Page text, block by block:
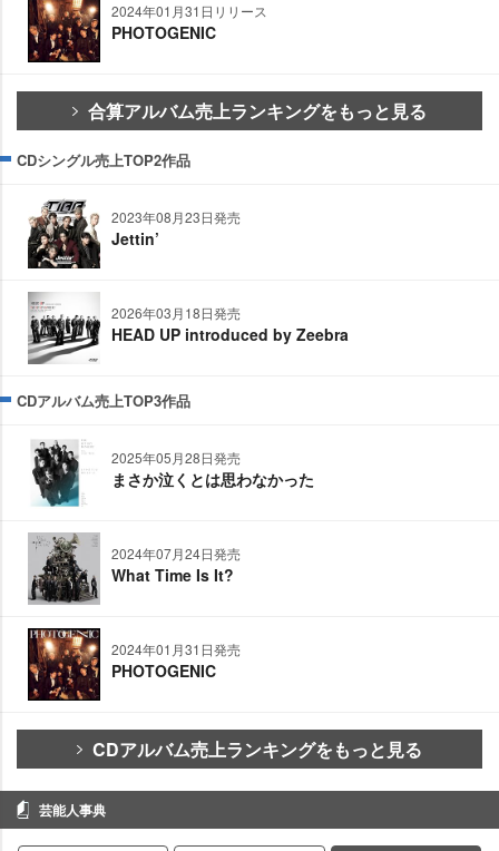
2024年01月31日リリース
PHOTOGENIC
合算アルバム売上ランキングをもっと見る
CDシングル売上TOP2作品
2023年08月23日発売
Jettin’
2026年03月18日発売
HEAD UP introduced by Zeebra
CDアルバム売上TOP3作品
2025年05月28日発売
まさか泣くとは思わなかった
2024年07月24日発売
What Time Is It?
2024年01月31日発売
PHOTOGENIC
CDアルバム売上ランキングをもっと見る
芸能人事典